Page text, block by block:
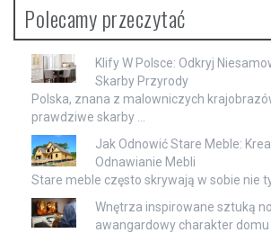
Polecamy przeczytać
Klify W Polsce: Odkryj
Skarby Przyrody
Polska, znana z malowniczych
prawdziwe skarby …
Jak Odnowić Stare Meble:
Odnawianie Mebli
Stare meble często skrywają w sobie nie
Wnętrza inspirowane sztuką
awangardowy charakter domu